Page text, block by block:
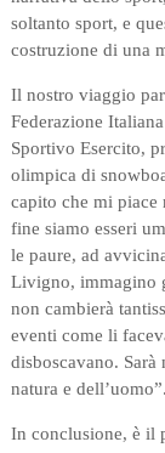
soltanto sport, e
costruzione di una
Il nostro viaggio
Federazione
Sportivo Esercito,
olimpica di
capito che mi piace
fine siamo esseri
le paure, ad
Livigno, immagino
non cambierà
eventi come li
disboscavano.
natura e dell’uomo”.
In conclusione, è il